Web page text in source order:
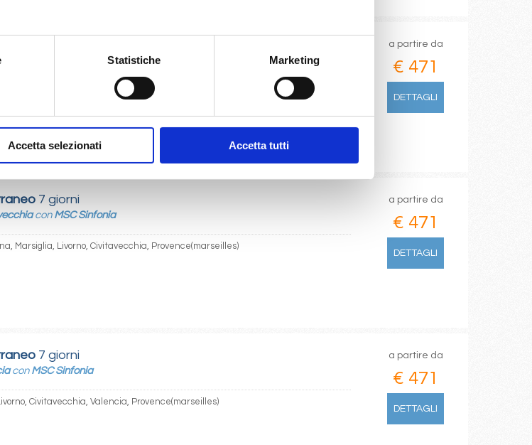
Statistiche Marketing
Accetta selezionati Accetta tutti
Livorno, Valencia
a partire da
€ 471
DETTAGLI
7 giorni
con MSC Sinfonia
Marsiglia, Livorno, Civitavecchia, Provence(marseilles)
a partire da
€ 471
DETTAGLI
7 giorni
con MSC Sinfonia
Civitavecchia, Valencia, Provence(marseilles)
a partire da
€ 471
DETTAGLI